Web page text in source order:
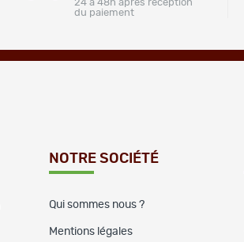
24 à 48h après réception
du paiement
NOTRE SOCIÉTÉ
Qui sommes nous ?
Mentions légales